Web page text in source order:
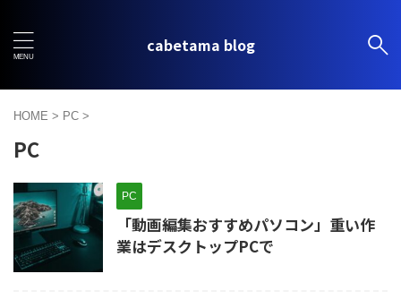
cabetama blog
HOME > PC >
PC
PC
「動画編集おすすめパソコン」重い作
業はデスクトップPCで